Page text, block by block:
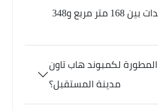
تتراوح مساحات الوحدات بين 168 متر مربع و348
لكمبوند هاب تاون
مدينة المستقبل؟